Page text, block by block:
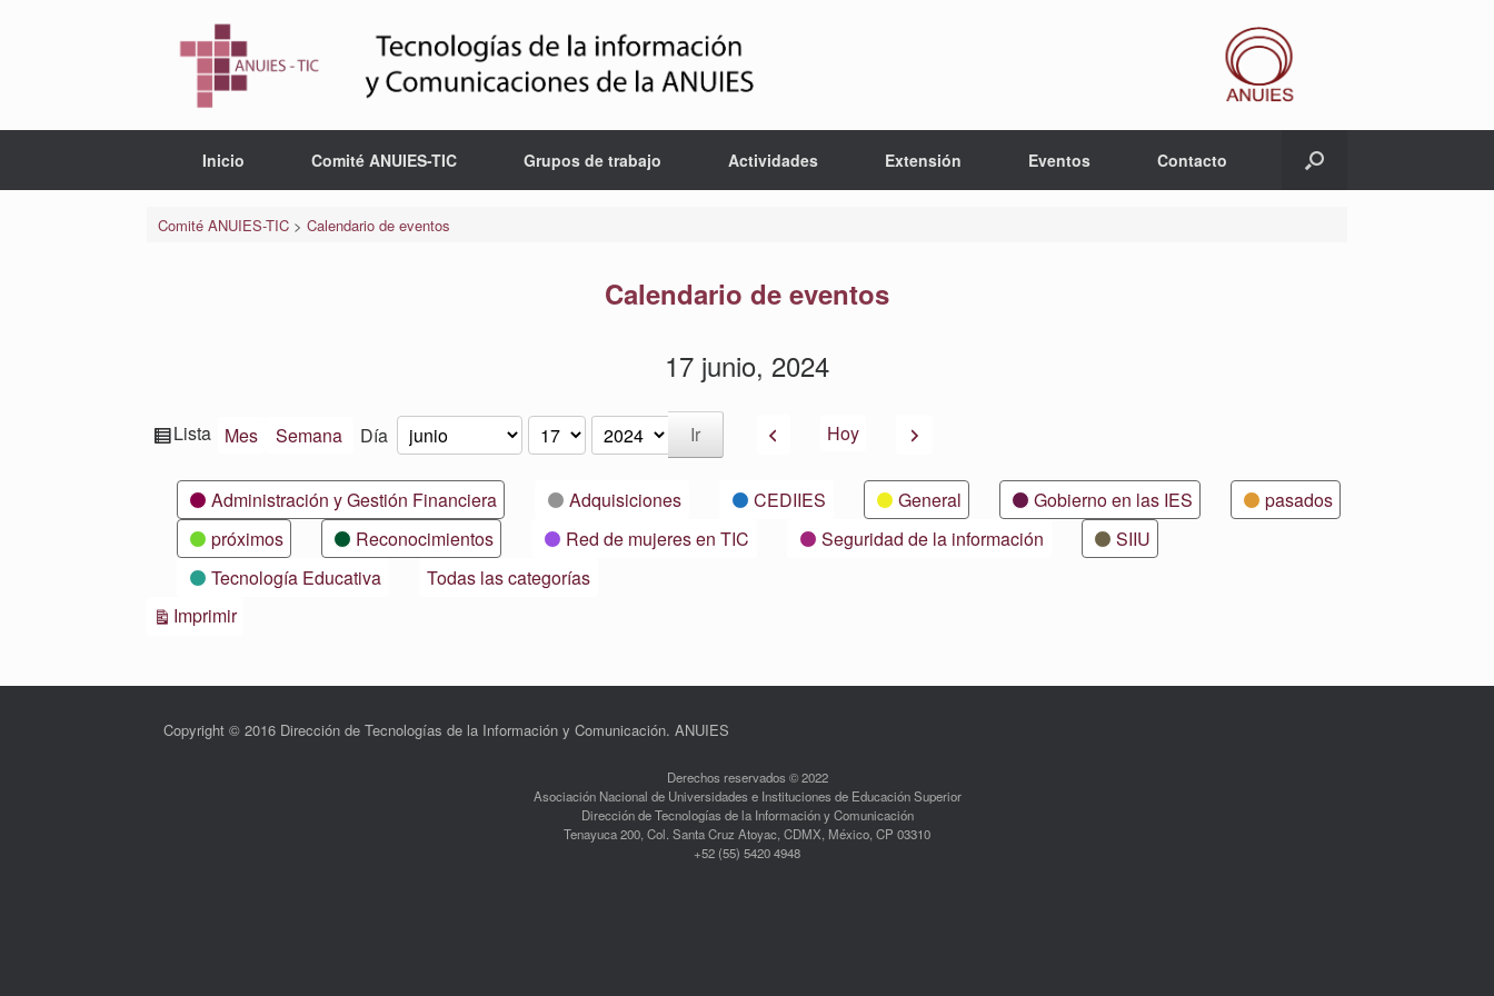
Inicio Comité ANUIES-TIC Grupos de trabajo Actividades Extensión Eventos Contacto
Comité ANUIES-TIC> Calendario de eventos
Calendario de eventos
17 junio, 2024
Ver
Lista Mes Semana Día Mes
Día
Año AnteriorHoy Siguiente
CategoríasAdministración y Gestión Financiera Adquisiciones CEDIIES General Gobierno en las IES
pasados
próximos
Reconocimientos Red de mujeres en TIC Seguridad de la información
SIIU
Tecnología Educativa
Todas las categorías
ImprimirVistas
Copyright © 2016 Dirección de Tecnologías de la Información y Comunicación. ANUIES
Derechos reservados © 2022
Asociación Nacional de Universidades e Instituciones de Educación Superior
Dirección de Tecnologías de la Información y Comunicación
Tenayuca 200, Col. Santa Cruz Atoyac, CDMX, México, CP 03310
+52 (55) 5420 4948